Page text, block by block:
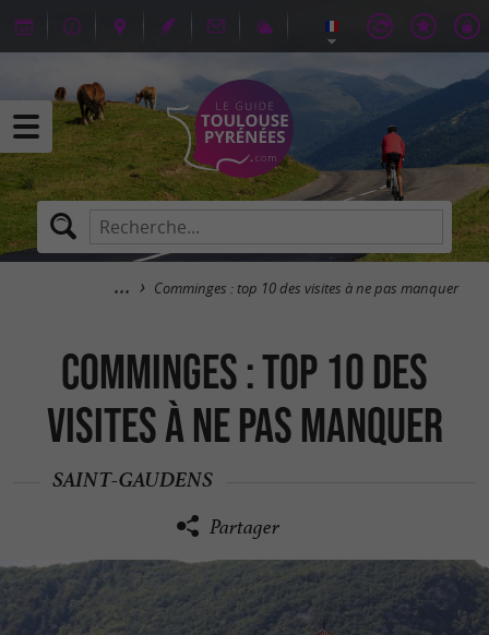
Comminges : top 10 des visites à ne pas manquer
Comminges : top 10 des
visites à ne pas manquer
SAINT-GAUDENS
Partager